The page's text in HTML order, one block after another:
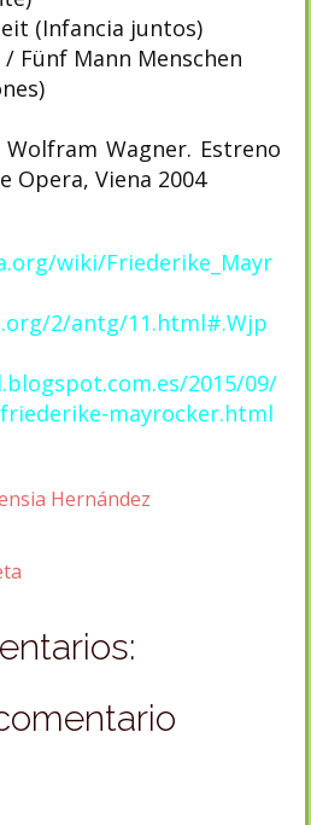
(Infancia juntos)
Fünf Mann Menschen
Wagner. Estreno
Opera, Viena 2004
wiki/Friederike_Mayr
2/antg/11.html#.Wjp
2015/09/
mayrocker.html
Hernández